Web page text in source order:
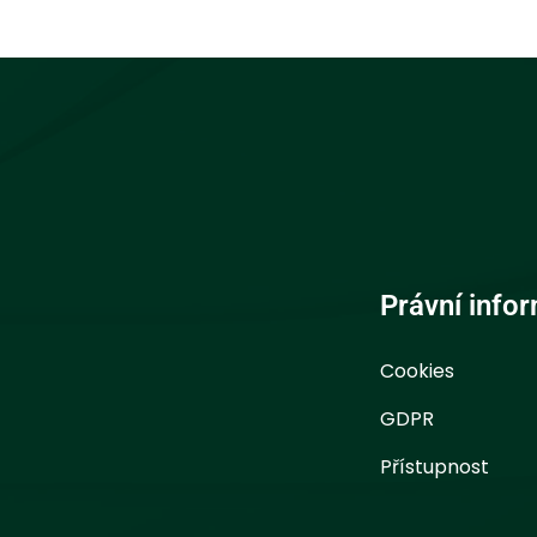
Právní
Cookies
GDPR
Přístupnost